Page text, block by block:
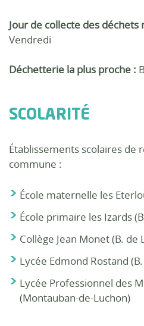
Jour de collecte des déchets
Vendredi
Déchetterie la plus proche :
SCOLARITÉ
Établissements scolaires de
commune :
École maternelle les
École primaire les Izards
Collège Jean Monet (B. de
Lycée Edmond Rostand
Lycée Professionnel des
(Montauban-de-Luchon)